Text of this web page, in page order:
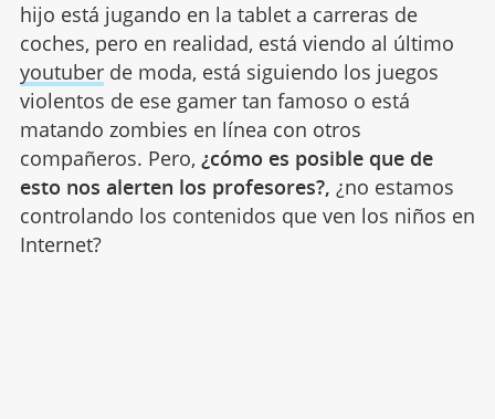
hijo está jugando en la tablet a carreras de
coches, pero en realidad, está viendo al último
youtuberde moda, está siguiendo los juegos
violentos de ese gamer tan famoso o está
matando zombies en línea con otros
compañeros. Pero, ¿cómo es posible que de
esto nos alerten los profesores?, ¿no estamos
controlando los contenidos que ven los niños en
Internet?